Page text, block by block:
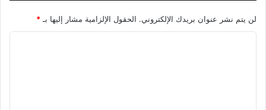
لن يتم نشر عنوان بريدك الإلكتروني. الحقول الإلزامية مشار إليها بـ *